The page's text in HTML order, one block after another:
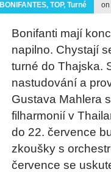
BONIFANTES, TOP, Turné on
Bonifanti mají
napilno. Chystají
turné do Thajska.
nastudování a
Gustava Mahlera
filharmonií v
do 22. července
zkoušky s
července se